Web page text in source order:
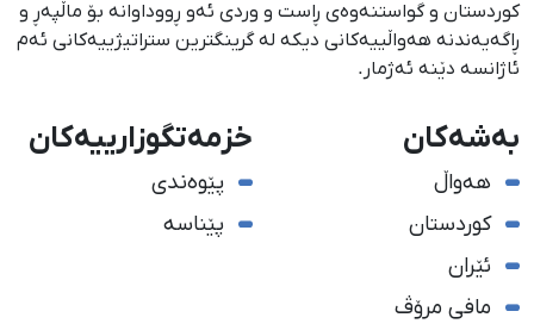
كوردستان و گواستنەوەی ڕاست و وردی ئەو ڕووداوانە بۆ ماڵپەڕ و
ڕاگەیەندنە هەواڵییەكانی دیكە لە گرینگترین ستراتیژییەكانی ئەم
ئاژانسە دێنە ئەژمار.
بەشەکان
هەواڵ
کوردستان
ئێران
مافی مرۆڤ
خزمەتگوزارییەکان
پێوەندی
پێناسە